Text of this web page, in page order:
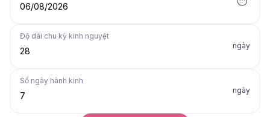
06/08/2026
Độ dài chu kỳ kinh nguyệt
ngày
Số ngày hành kinh
ngày